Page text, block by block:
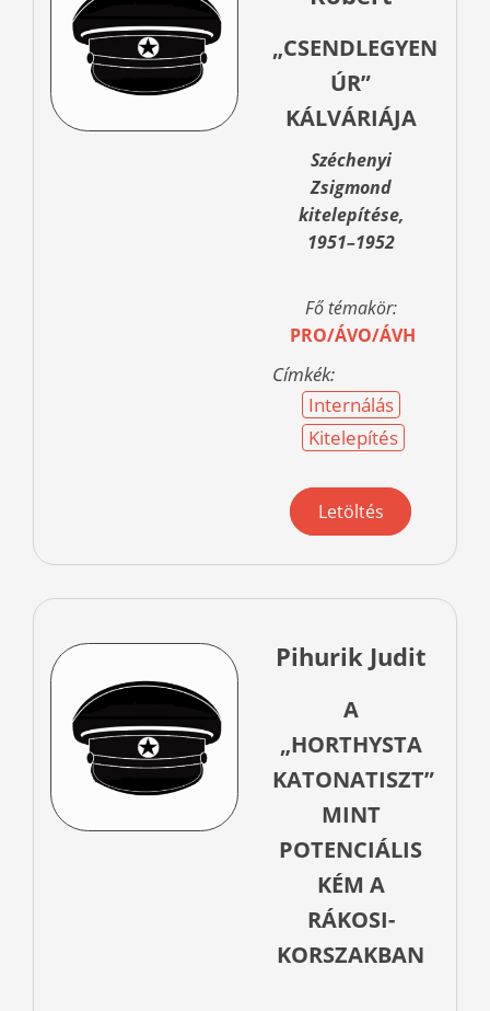
„CSENDLEGYEN
ÚR”
KÁLVÁRIÁJA
Széchenyi
Zsigmond
kitelepítése,
1951–1952
Fő témakör:
PRO/ÁVO/ÁVH
Címkék:
Internálás
Kitelepítés
Letöltés
Pihurik Judit
A
„HORTHYSTA
KATONATISZT”
MINT
POTENCIÁLIS
KÉM A
RÁKOSI-
KORSZAKBAN